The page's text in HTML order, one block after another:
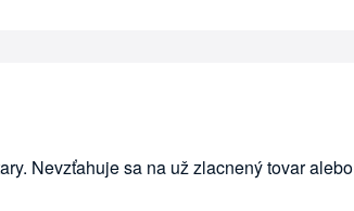
Nevzťahuje sa na už zlacnený tovar alebo